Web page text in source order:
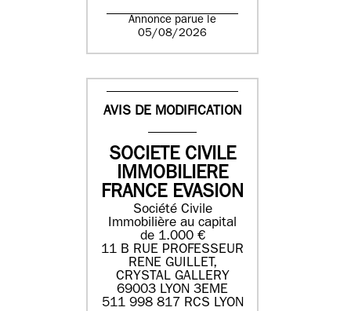
Annonce parue le
05/08/2026
AVIS DE MODIFICATION
SOCIETE CIVILE
IMMOBILIERE
FRANCE EVASION
Société Civile
Immobilière au capital
de 1.000 €
11 B RUE PROFESSEUR
RENE GUILLET,
CRYSTAL GALLERY
69003 LYON 3EME
511 998 817 RCS LYON